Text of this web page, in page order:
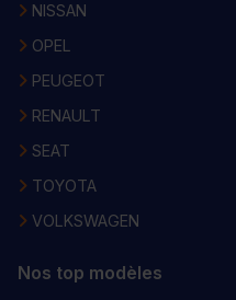
NISSAN
OPEL
PEUGEOT
RENAULT
SEAT
TOYOTA
VOLKSWAGEN
Nos top modèles